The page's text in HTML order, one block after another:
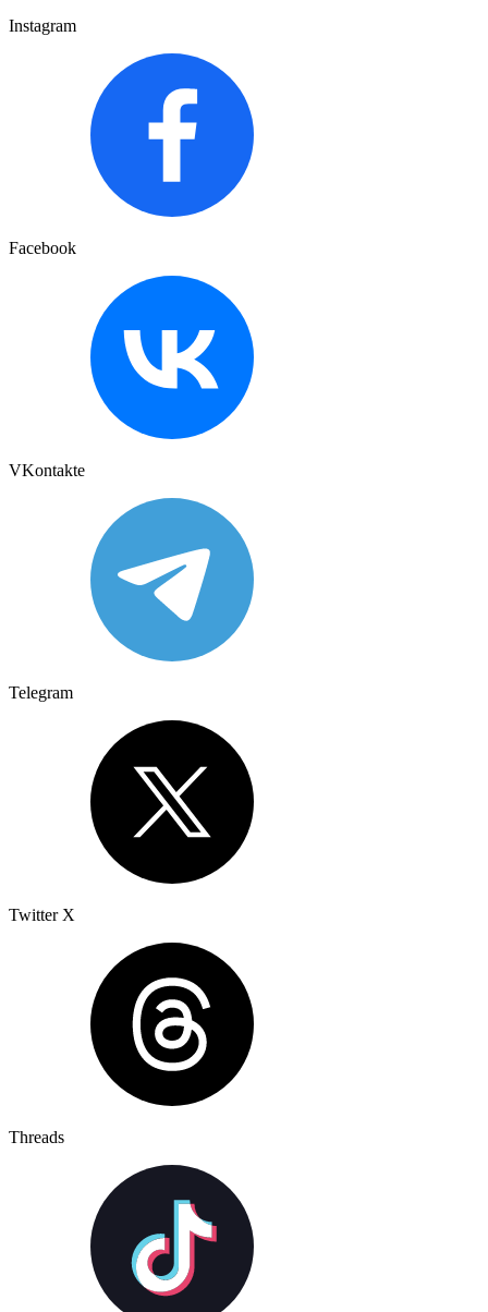
Instagram
Facebook
VKontakte
Telegram
Twitter X
Threads